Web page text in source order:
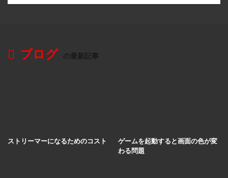
ブログ の最新記事
ストリーマーになるためのコスト
ゲームを起動すると画面の色が変
わる問題